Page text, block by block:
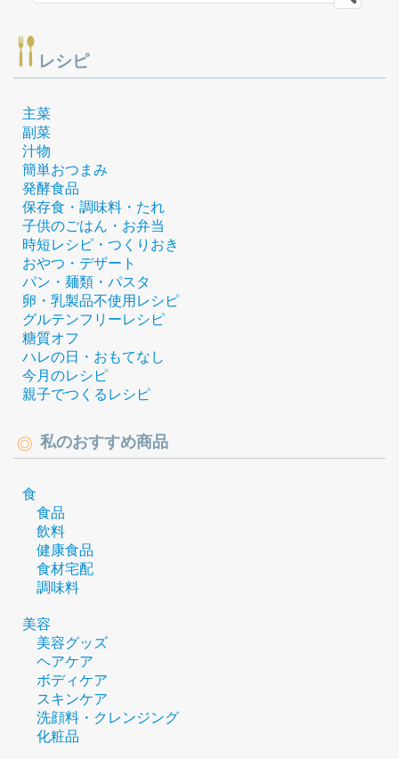
レシピ
主菜
副菜
汁物
簡単おつまみ
発酵食品
保存食・調味料・たれ
子供のごはん・お弁当
時短レシピ・つくりおき
おやつ・デザート
パン・麺類・パスタ
卵・乳製品不使用レシピ
グルテンフリーレシピ
糖質オフ
ハレの日・おもてなし
今月のレシピ
親子でつくるレシピ
私のおすすめ商品
食
食品
飲料
健康食品
食材宅配
調味料
美容
美容グッズ
ヘアケア
ボディケア
スキンケア
洗顔料・クレンジング
化粧品